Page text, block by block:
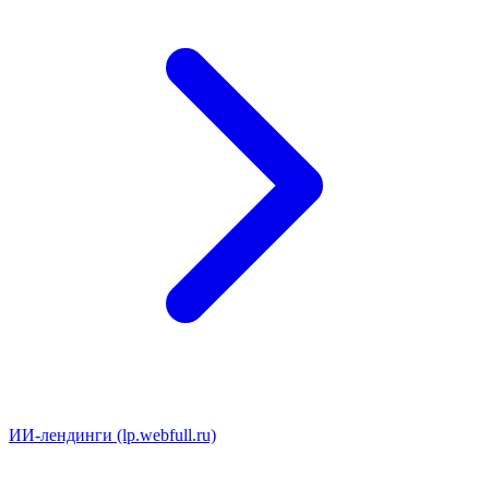
ИИ-лендинги (lp.webfull.ru)